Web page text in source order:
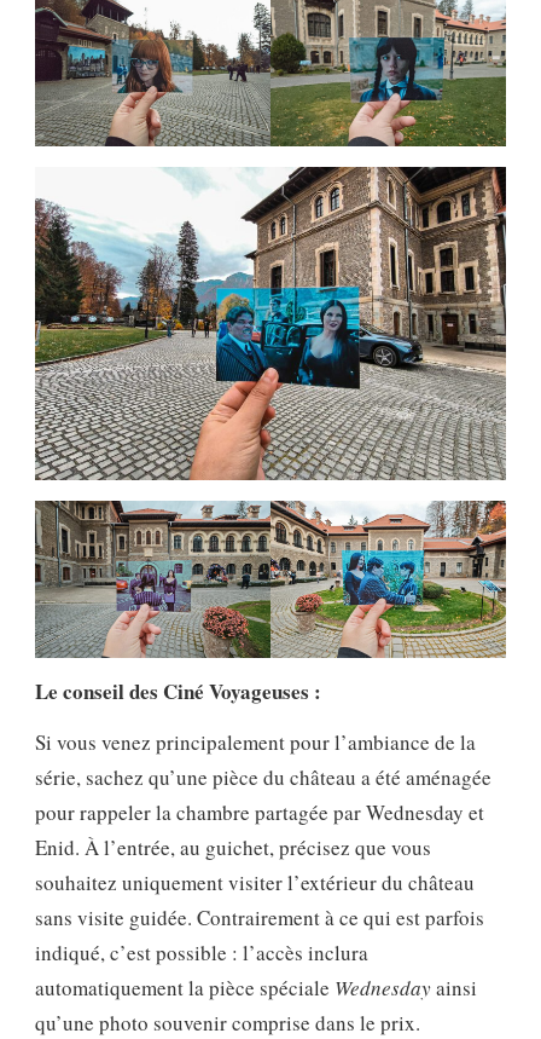
Le conseil des Ciné Voyageuses :
Si vous venez principalement pour l’ambiance de la
série, sachez qu’une pièce du château a été aménagée
pour rappeler la chambre partagée par Wednesday et
Enid. À l’entrée, au guichet, précisez que vous
souhaitez uniquement visiter l’extérieur du château
sans visite guidée. Contrairement à ce qui est parfois
indiqué, c’est possible : l’accès inclura
automatiquement la pièce spéciale Wednesdayainsi
qu’une photo souvenir comprise dans le prix.